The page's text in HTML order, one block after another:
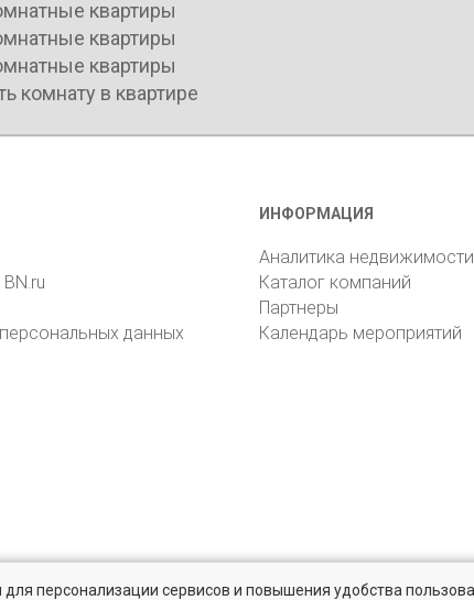
квартиры
квартиры
квартиры
комнату в квартире
данных
ИНФОРМАЦИЯ
Аналитика недвижимости
Каталог компаний
Партнеры
Календарь мероприятий
персонализации сервисов и повышения удобства